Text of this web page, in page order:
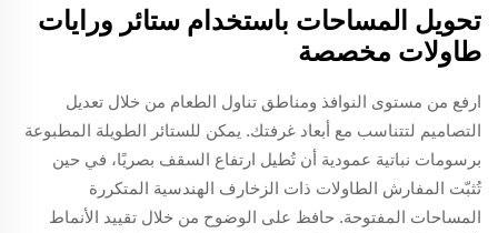
تحويل المساحات باستخدام ستائر ورايات
طاولات مخصصة
ارفع من مستوى النوافذ ومناطق تناول الطعام من خلال تعديل
التصاميم لتتناسب مع أبعاد غرفتك. يمكن للستائر الطويلة المطبوعة
برسومات نباتية عمودية أن تُطيل ارتفاع السقف بصريًا، في حين
تُثبّت المفارش الطاولات ذات الزخارف الهندسية المتكررة
المساحات المفتوحة. حافظ على الوضوح من خلال تقييد الأنماط